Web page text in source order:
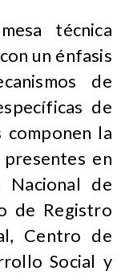
técnica
un énfasis
de
de
componen la
en
Nacional de
de Registro
Centro de
Social y